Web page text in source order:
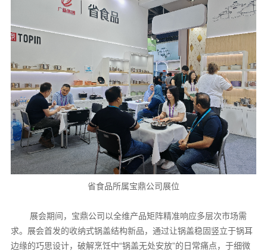
省食品所属宝鼎公司展位
展会期间，宝鼎公司以全维产品矩阵精准响应多层次市场需
求。展会首发的收纳式锅盖结构新品，通过让锅盖稳固竖立于锅耳
边缘的巧思设计，破解烹饪中“锅盖无处安放”的日常痛点，于细微